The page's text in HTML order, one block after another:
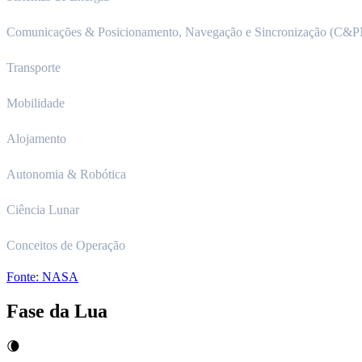
Comunicações & Posicionamento, Navegação e Sincronização
Transporte
Mobilidade
Alojamento
Autonomia & Robótica
Ciência Lunar
Conceitos de Operação
Fonte: NASA
Fase da Lua
🌘